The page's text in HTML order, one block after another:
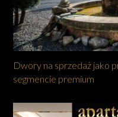
Dwory na sprzedaż jako
segmencie premium